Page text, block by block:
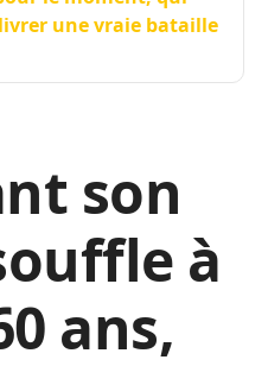
une vraie bataille
son
à
ans,